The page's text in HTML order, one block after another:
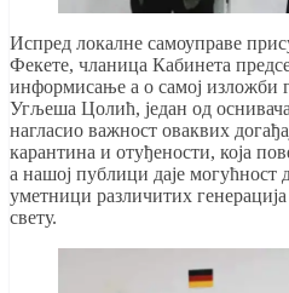
Испред локалне самоуправе
Фекете, чланица Кабинета
информисање а о самој изложби
Угљеша Цолић, један од
нагласио важност оваквих
карантина и отуђености, која
а нашој публици даје могућност
уметници различитих
свету.